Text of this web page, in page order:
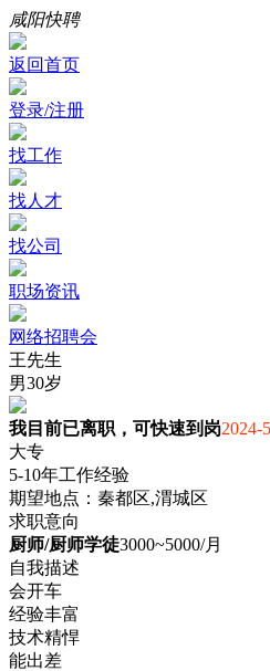
咸阳快聘
返回首页
登录/注册
找工作
找人才
找公司
职场资讯
网络招聘会
王先生
男30岁
我目前已离职，可快速到岗2024-
大专
5-10年工作经验
期望地点：秦都区,渭城区
求职意向
厨师/厨师学徒3000~5000/月
自我描述
会开车
经验丰富
技术精悍
能出差